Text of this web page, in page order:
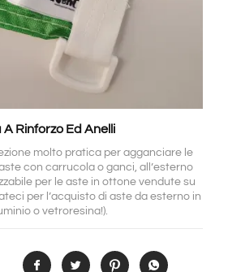
A Rinforzo Ed Anelli
molto pratica per agganciare le
con carrucola o ganci, all’esterno
per le aste in ottone vendute su
per l’acquisto di aste da esterno in
o vetroresina!).